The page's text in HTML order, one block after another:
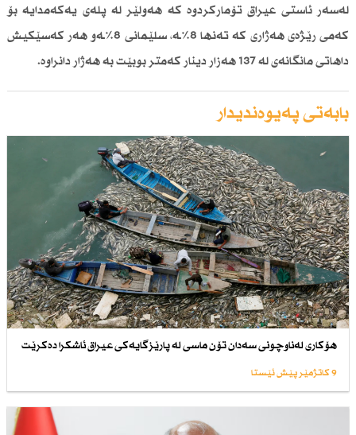
لەسەر ئاستی عیراق تۆماركردوە كە هەولێر لە پلەی یەكەمدایە بۆ
كەمی رێژەی هەژاری كە تەنها 8٪ـە، سلێمانی 8٪ـەو هەر كەسێكیش
داهاتی مانگانەی لە 137 هەزار دینار كەمتر بوبێت بە هەژار دانراوە.
بابەتی پەیوەندیدار
هۆكاری لەناوچونی سەدان تۆن ماسی لە پارێزگایەكی عیراق ئاشكرا دەكرێت
9 کاتژمێر پێش ئێستا